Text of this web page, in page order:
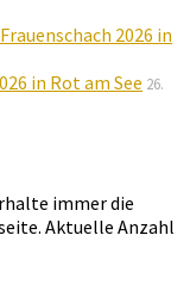
2026 in
in Rot am See 26.
immer die
Aktuelle Anzahl